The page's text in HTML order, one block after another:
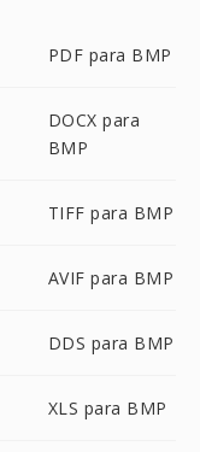
PDF para BMP
DOCX para
BMP
TIFF para BMP
AVIF para BMP
DDS para BMP
XLS para BMP